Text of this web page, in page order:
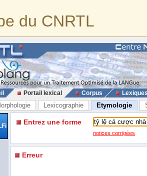
du CNRTL
Portail lexical Corpus
Lexicographie Etymologie
Entrez une forme
notices corrigées
Erreur